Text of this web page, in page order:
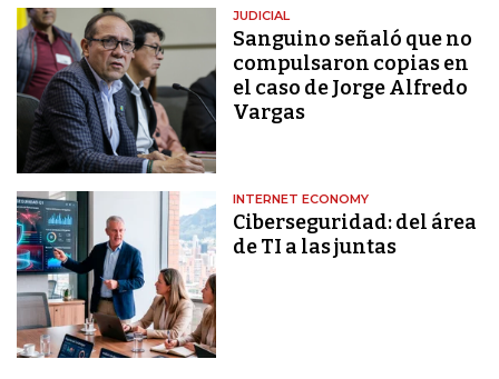
JUDICIAL
Sanguino señaló que no
compulsaron copias en
el caso de Jorge Alfredo
Vargas
INTERNET ECONOMY
Ciberseguridad: del área
de TI a las juntas